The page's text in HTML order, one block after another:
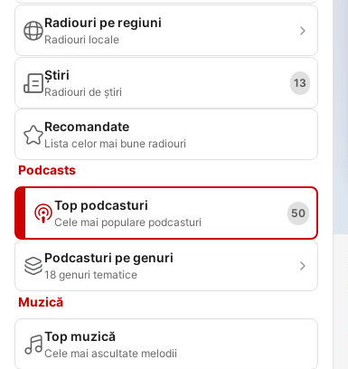
Radiouri pe regiuni
Radiouri locale
Știri
Radiouri de știri
13
Recomandate
Lista celor mai bune radiouri
Podcasts
Top podcasturi
Cele mai populare podcasturi
50
Podcasturi pe genuri
18 genuri tematice
Muzică
Top muzică
Cele mai ascultate melodii